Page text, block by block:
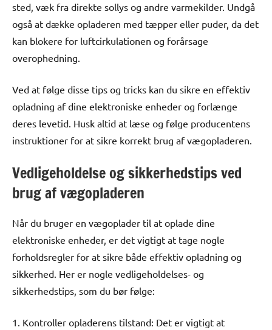
sted, væk fra direkte sollys og andre varmekilder. Undgå
også at dække opladeren med tæpper eller puder, da det
kan blokere for luftcirkulationen og forårsage
overophedning.
Ved at følge disse tips og tricks kan du sikre en effektiv
opladning af dine elektroniske enheder og forlænge
deres levetid. Husk altid at læse og følge producentens
instruktioner for at sikre korrekt brug af vægopladeren.
Vedligeholdelse og sikkerhedstips ved
brug af vægopladeren
Når du bruger en vægoplader til at oplade dine
elektroniske enheder, er det vigtigt at tage nogle
forholdsregler for at sikre både effektiv opladning og
sikkerhed. Her er nogle vedligeholdelses- og
sikkerhedstips, som du bør følge:
1. Kontroller opladerens tilstand: Det er vigtigt at